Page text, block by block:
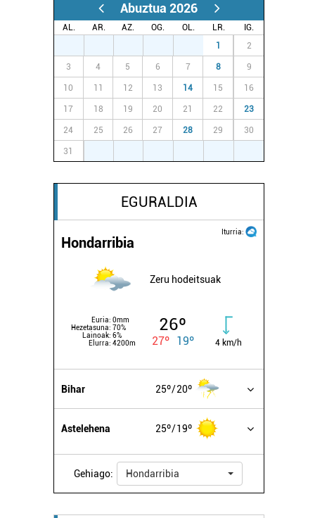
Abuztua 2026
AL. AR. AZ. OG. OL. LR.
IG.
1 2
3 4 5 6 7 8 9
10 11 12 13 14 15 16
17 18 19 20 21 22 23
24 25 26 27 28 29 30
31
EGURALDIA
Iturria:
Hondarribia
Zeru hodeitsuak
Euria: 0mm
Hezetasuna: 70%
Lainoak: 6%
Elurra: 4200m
26º
27º 19º 4 km/h
Bihar 25º 20º
Astelehena 25º 19º
Gehiago: Hondarribia